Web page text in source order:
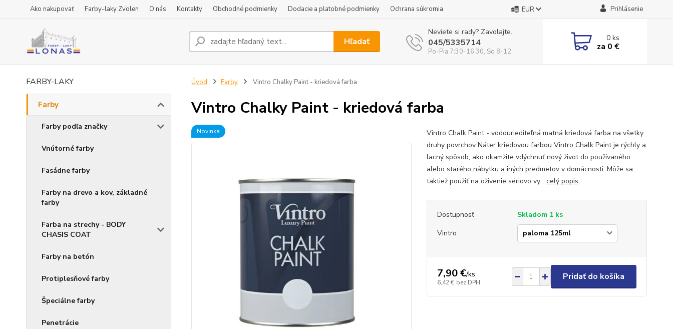
Ako nakupovať Farby-laky Zvolen O nás Kontakty Obchodné podmienky Dodacie a platobné podmienky Ochrana súkromia EUR Prihlásenie
Hľadať
Neviete si rady? Zavolajte.
045/5335714
Po-Pia 7:30-16.30, So 8-12
0ks
za 0 €
FARBY-LAKY
Farby
Farby podľa značky
Vnútorné farby
Fasádne farby
Farby na drevo a kov, základné
farby
Farba na strechy - BODY
CHASIS COAT
Farby na betón
Protiplesňové farby
Špeciálne farby
Penetrácie
Úvod Farby Vintro Chalky Paint - kriedová farba
Vintro Chalky Paint - kriedová farba
Novinka
Vintro Chalk Paint - vodouriediteľná matná kriedová farba na všetky
druhy povrchov Náter kriedovou farbou Vintro Chalk Paint je rýchly a
lacný spôsob, ako okamžite vdýchnuť nový život do používaného
alebo starého nábytku a iných predmetov v domácnosti. Môže sa
taktiež použiť na oživenie sériovo vy... celý popis
Dostupnosť
Skladom 1 ks
Vintro
7,90 €/ks
6,42 € bez DPH
Pridať do košíka